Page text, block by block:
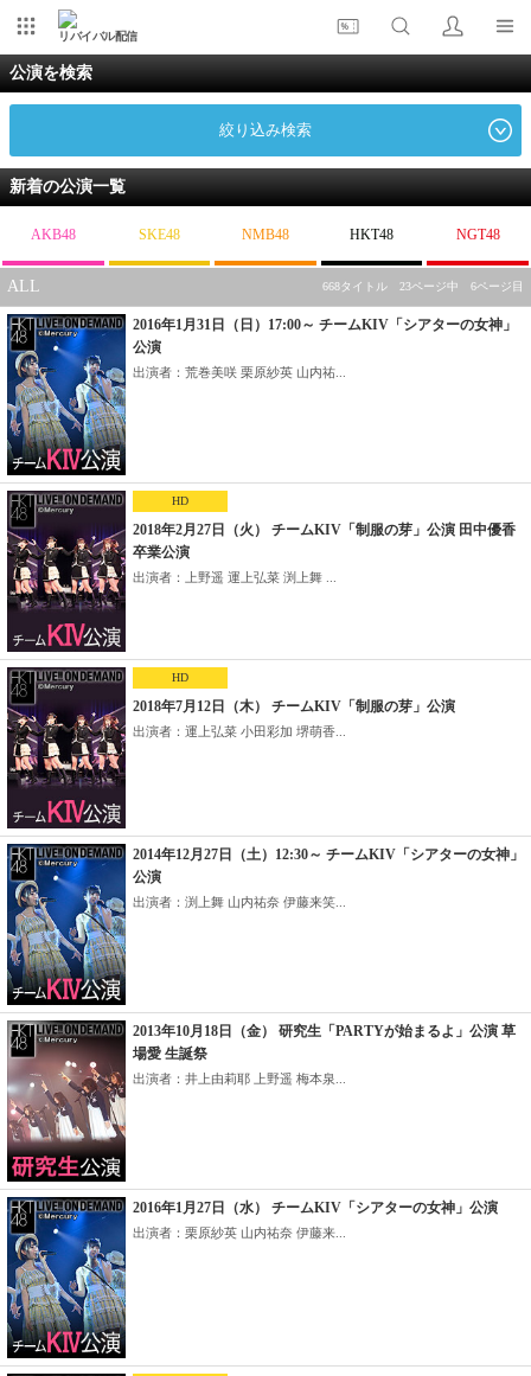
リバイバル配信
公演を検索
絞り込み検索
新着の公演一覧
AKB48 SKE48 NMB48 HKT48 NGT48
ALL 668タイトル 23ページ中 6ページ目
2016年1月31日（日）17:00～ チームKIV「シアターの女神」
公演
出演者：荒巻美咲 栗原紗英 山内祐...
HD
2018年2月27日（火） チームKIV「制服の芽」公演 田中優香
卒業公演
出演者：上野遥 運上弘菜 渕上舞 ...
HD
2018年7月12日（木） チームKIV「制服の芽」公演
出演者：運上弘菜 小田彩加 堺萌香...
2014年12月27日（土）12:30～ チームKIV「シアターの女神」
公演
出演者：渕上舞 山内祐奈 伊藤来笑...
2013年10月18日（金） 研究生「PARTYが始まるよ」公演 草
場愛 生誕祭
出演者：井上由莉耶 上野遥 梅本泉...
2016年1月27日（水） チームKIV「シアターの女神」公演
出演者：栗原紗英 山内祐奈 伊藤来...